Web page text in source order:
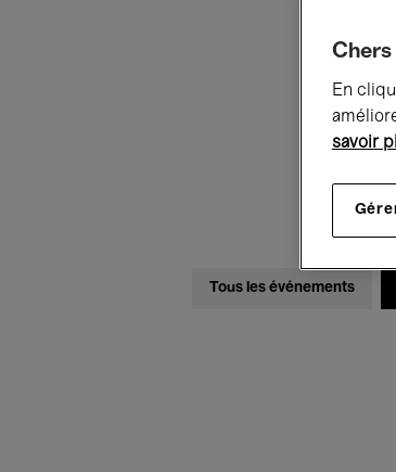
Tous les événements
Chers
En
savoir